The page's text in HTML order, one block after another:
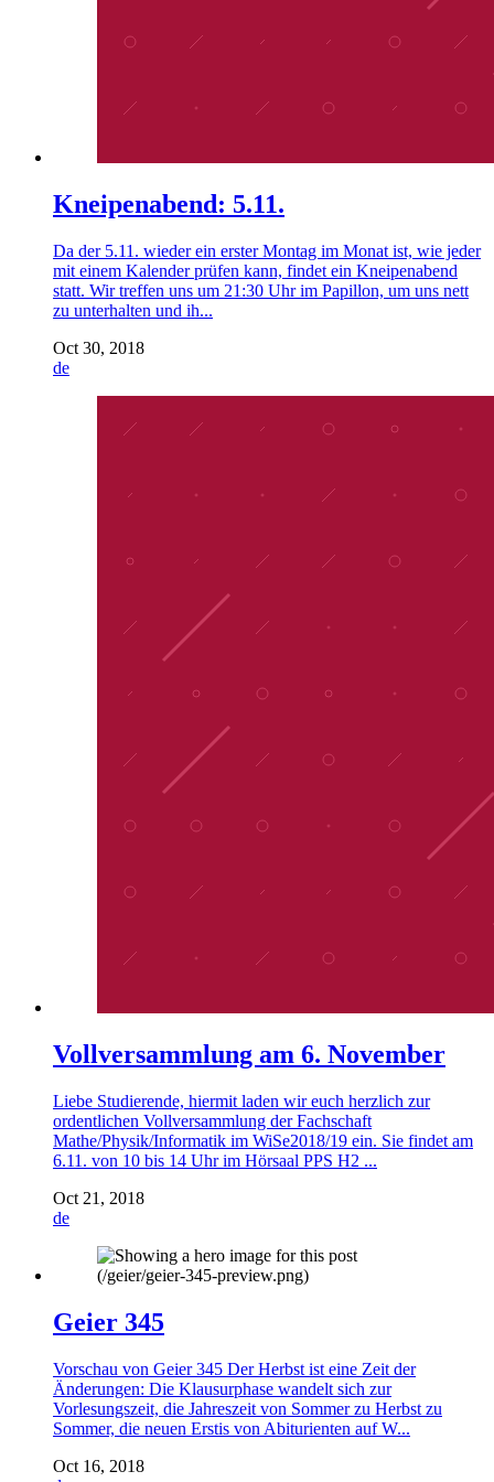
Kneipenabend: 5.11.
Da der 5.11. wieder ein erster Montag im Monat ist, wie jeder
mit einem Kalender prüfen kann, findet ein Kneipenabend
statt. Wir treffen uns um 21:30 Uhr im Papillon, um uns nett
zu unterhalten und ih...
Oct 30, 2018
de
Vollversammlung am 6. November
Liebe Studierende, hiermit laden wir euch herzlich zur
ordentlichen Vollversammlung der Fachschaft
Mathe/Physik/Informatik im WiSe2018/19 ein. Sie findet am
6.11. von 10 bis 14 Uhr im Hörsaal PPS H2 ...
Oct 21, 2018
de
Geier 345
Vorschau von Geier 345 Der Herbst ist eine Zeit der
Änderungen: Die Klausurphase wandelt sich zur
Vorlesungszeit, die Jahreszeit von Sommer zu Herbst zu
Sommer, die neuen Erstis von Abiturienten auf W...
Oct 16, 2018